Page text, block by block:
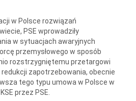
w Polsce rozwiązań
PSE wprowadziły
w sytuacjach awaryjnych
przemysłowego w sposób
rozstrzygniętemu przetargowi
redukcji zapotrzebowania, obecnie
tego typu umowa w Polsce w
przez PSE.